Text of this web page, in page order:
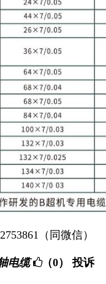
（同微信）
电缆 （0） 投诉